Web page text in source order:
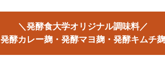
＼発酵食大学オリジナル調味料／
発酵カレー麹・発酵マヨ麹・発酵キムチ麹